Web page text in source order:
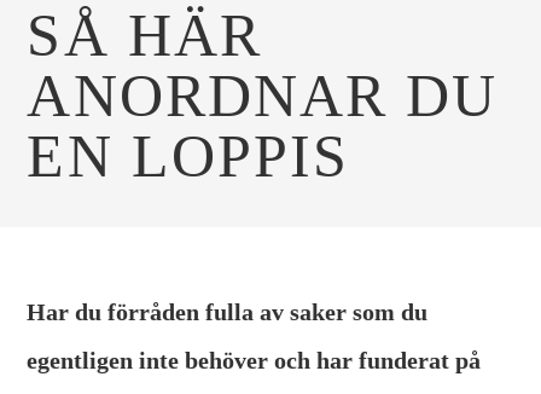
SÅ HÄR
ANORDNAR DU
EN LOPPIS
Har du förråden fulla av saker som du
egentligen inte behöver och har funderat på